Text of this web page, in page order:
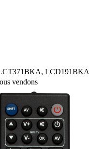
LCT371BKA, LCD191BKA
vendons